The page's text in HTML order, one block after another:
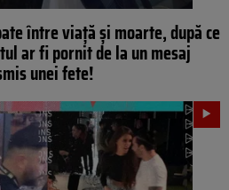
între viață și moarte, după ce
ar fi pornit de la un mesaj
unei fete!